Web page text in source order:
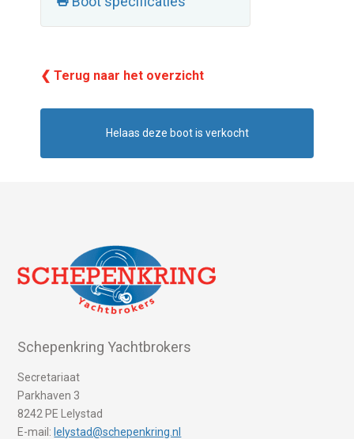
❮ Terug naar het overzicht
Helaas deze boot is verkocht
Schepenkring Yachtbrokers
Secretariaat
Parkhaven 3
8242 PE Lelystad
E-mail: lelystad@schepenkring.nl